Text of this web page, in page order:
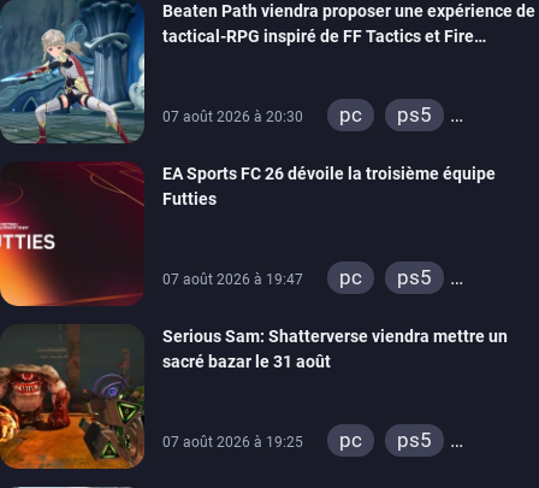
switch
stadia
ps4
xbox one
Beaten Path viendra proposer une expérience de
tactical-RPG inspiré de FF Tactics et Fire
07 août 2026 à 20:30 pc
ps5
switch
EA Sports FC 26 dévoile la troisième équipe
Futties
07 août 2026 à 19:47 pc
ps5
switch
ps4
Serious Sam: Shatterverse viendra mettre un
sacré bazar le 31 août
07 août 2026 à 19:25 pc
ps5